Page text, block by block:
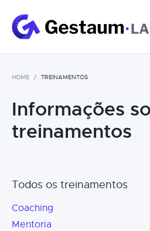
HOME TREINAMENTOS
Informações
treinamentos
Todos os treinamentos
Coaching
Mentoria